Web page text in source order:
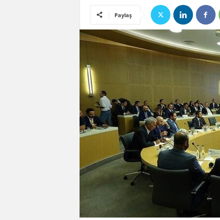
Paylaş